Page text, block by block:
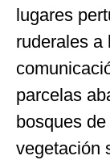
lugares
ruderales a
parcelas
bosques
vegetación